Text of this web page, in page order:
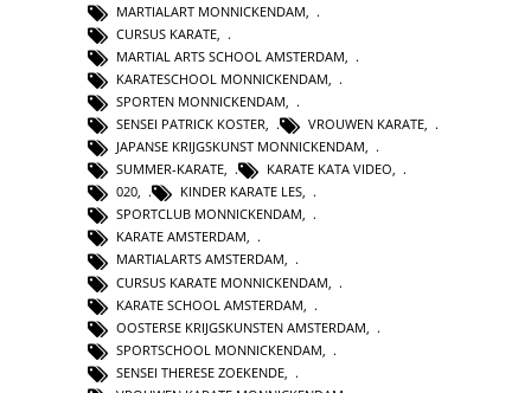
MARTIALART MONNICKENDAM
CURSUS KARATE
MARTIAL ARTS SCHOOL AMSTERDAM
KARATESCHOOL MONNICKENDAM
SPORTEN MONNICKENDAM,
SENSEI PATRICK KOSTER, VROUWEN KARATE,
JAPANSE KRIJGSKUNST MONNICKENDAM,
SUMMER-KARATE, KARATE KATA VIDEO,
020, KINDER KARATE LES,
SPORTCLUB MONNICKENDAM,
KARATE AMSTERDAM,
MARTIALARTS AMSTERDAM,
CURSUS KARATE MONNICKENDAM
KARATE SCHOOL AMSTERDAM
OOSTERSE KRIJGSKUNSTEN AMSTERDAM
SPORTSCHOOL MONNICKENDAM
SENSEI THERESE ZOEKENDE